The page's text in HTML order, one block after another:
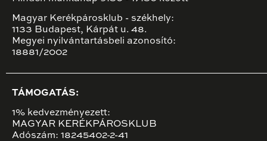
Magyar Kerékpárosklub - székhely:
1133 Budapest, Kárpát u. 48.
Megyei nyilvántartásbeli azonosító:
18881/2002
TÁMOGATÁS:
1% kedvezményezett:
MAGYAR KERÉKPÁROSKLUB
Adószám: 18245402-2-41